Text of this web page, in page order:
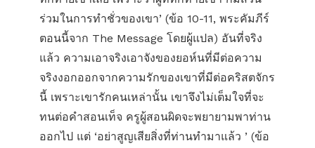
ร่วมในการทำชั่วของเขา’ (ข้อ 10-11, พระคัมภีร์
ตอนนี้จาก The Message โดยผู้แปล) อันที่จริง
แล้ว ความเอาจริงเอาจังของยอห์นที่มีต่อความ
จริงงอกออกจากความรักของเขาที่มีต่อคริสตจักร
นี้ เพราะเขารักคนเหล่านั้น เขาจึงไม่เต็มใจที่จะ
ทนต่อคำสอนเท็จ ครูผู้สอนผิดจะพยายามพาท่าน
ออกไป แต่ ‘อย่าสูญเสียสิ่งที่ท่านทำมาแล้ว ’ (ข้อ